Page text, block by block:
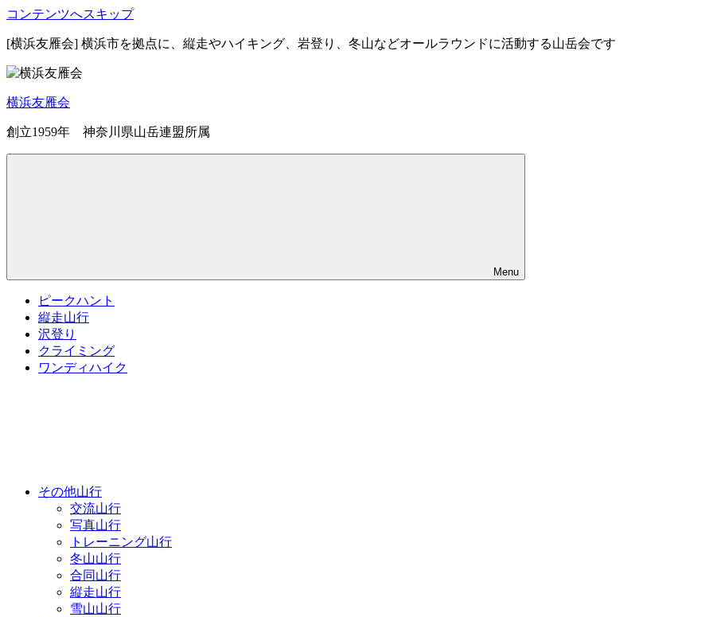
コンテンツへスキップ
[横浜友雁会] 横浜市を拠点に、縦走やハイキング、岩登り、冬山などオールラウンドに活動する山岳会です
横浜友雁会
創立1959年 神奈川県山岳連盟所属
Menu
ピークハント
縦走山行
沢登り
クライミング
ワンディハイク
その他山行
交流山行
写真山行
トレーニング山行
冬山山行
合同山行
縦走山行
雪山山行